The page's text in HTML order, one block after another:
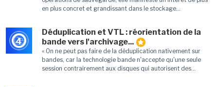
en plus concret et grandissant dans le stockage...
4
Déduplication et VTL : réorientation de la
bande vers l'archivage...
« On ne peut pas faire de la déduplication nativement sur
bandes, car la technologie bande n'accepte qu'une seule
session contrairement aux disques qui autorisent des...